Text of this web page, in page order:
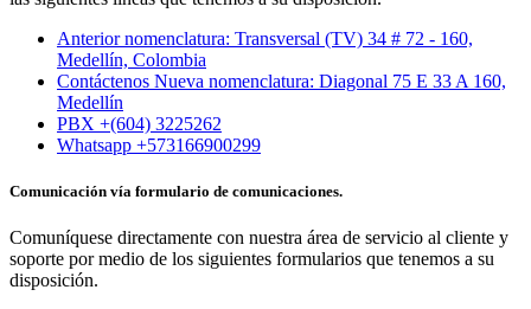
Anterior nomenclatura: Transversal (TV) 34 # 72 - 160,
Medellín, Colombia
Contáctenos Nueva nomenclatura: Diagonal 75 E 33 A 160,
Medellín
PBX +(604) 3225262
Whatsapp +573166900299
Comunicación vía formulario de comunicaciones.
Comuníquese directamente con nuestra área de servicio al cliente y
soporte por medio de los siguientes formularios que tenemos a su
disposición.